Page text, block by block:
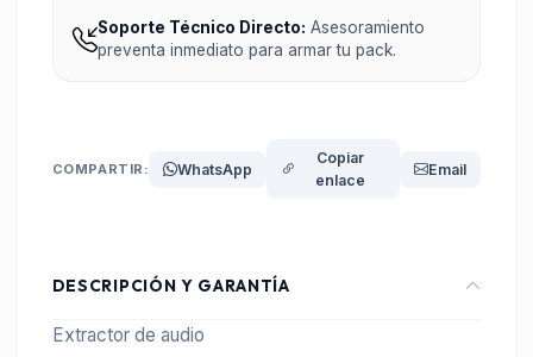
Soporte Técnico Directo: Asesoramiento
preventa inmediato para armar tu pack.
COMPARTIR: WhatsApp
Copiar
enlace
Email
DESCRIPCIÓN Y GARANTÍA
Extractor de audio